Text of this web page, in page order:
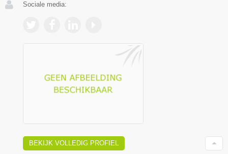
Sociale media:
BEKIJK VOLLEDIG PROFIEL